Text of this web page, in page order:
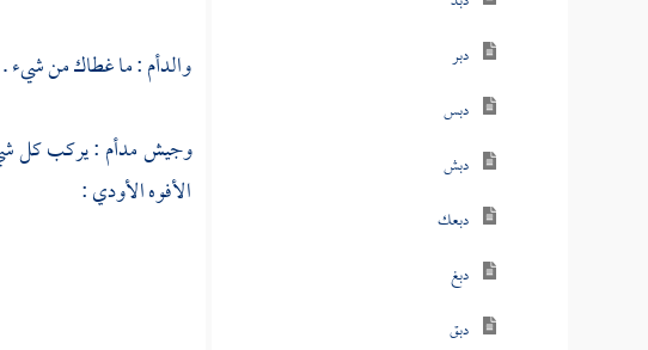
دبر
دبس
دبش
دبعك
دبغ
دبق
والدأم : ما غطاك من شيء .
وجيش مدأم : يركب كل
الأفوه الأودي: